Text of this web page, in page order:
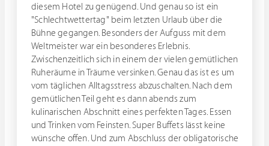
diesem Hotel zu genügend. Und genau so ist ein
"Schlechtwettertag" beim letzten Urlaub über die
Bühne gegangen. Besonders der Aufguss mit dem
Weltmeister war ein besonderes Erlebnis.
Zwischenzeitlich sich in einem der vielen gemütlichen
Ruheräume in Träume versinken. Genau das ist es um
vom täglichen Alltagsstress abzuschalten. Nach dem
gemütlichen Teil geht es dann abends zum
kulinarischen Abschnitt eines perfekten Tages. Essen
und Trinken vom Feinsten. Super Buffets lässt keine
wünsche offen. Und zum Abschluss der obligatorische